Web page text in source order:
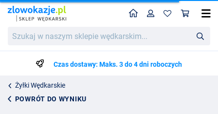
w
wędkarskim...
HomeProfil
Czas dostawy: Maks. 3 do 4 dni roboczych
Żyłki Wędkarskie
POWRÓT DO WYNIKU